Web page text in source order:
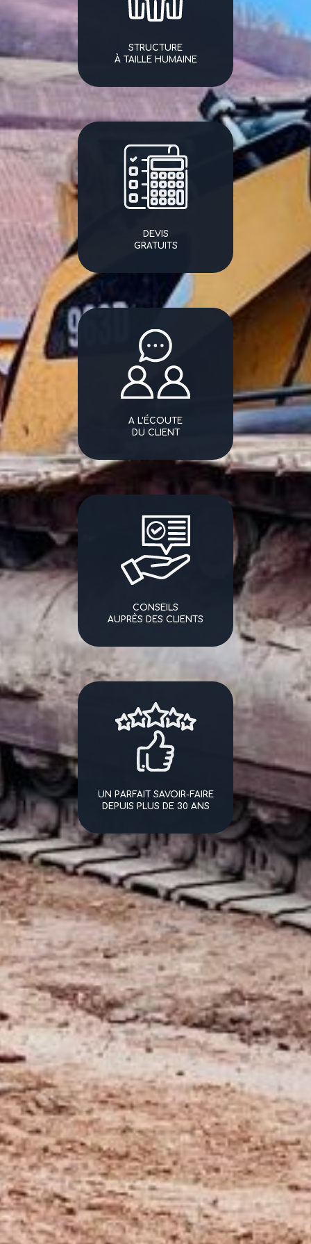
STRUCTURE
À TAILLE HUMAINE
DEVIS
GRATUITS
A L'ÉCOUTE
DU CLIENT
CONSEILS
AUPRÈS DES CLIENTS
UN PARFAIT SAVOIR-FAIRE
DEPUIS PLUS DE 30 ANS